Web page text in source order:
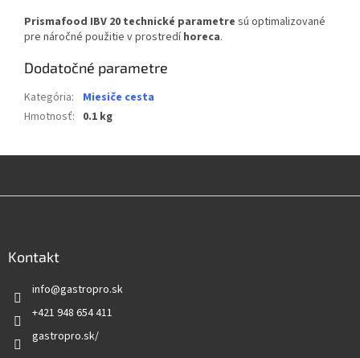
Prismafood IBV 20 technické parametre sú optimalizované
pre náročné použitie v prostredíhoreca.
Dodatočné parametre
Kategória:
Miesiče cesta
Hmotnosť: 0.1 kg
Kontakt
info@gastropro.sk
+421 948 654 411
gastropro.sk/